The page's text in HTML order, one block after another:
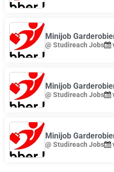
Minijob
@ Studireach Jobs
Minijob
@ Studireach Jobs
Minijob
@ Studireach Jobs